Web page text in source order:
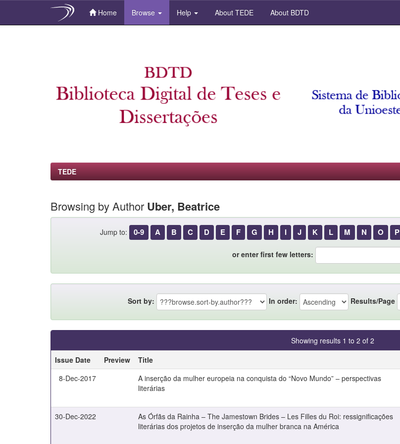
Home Browse Help About TEDE About BDTD
TEDE
Browsing by Author Uber, Beatrice
Jump to: 0-9 A B C D E F G H I J K L M N O P
or enter first few letters:
Sort by: In order: Results/Page
Showing results 1 to 2 of 2
Issue Date
Preview Title
8-Dec-2017
A inserção da mulher europeia na conquista do “Novo Mundo” – perspectivas
literárias
30-Dec-2022
As Órfãs da Rainha – The Jamestown Brides – Les Filles du Roi: ressignificações
literárias dos projetos de inserção da mulher branca na América